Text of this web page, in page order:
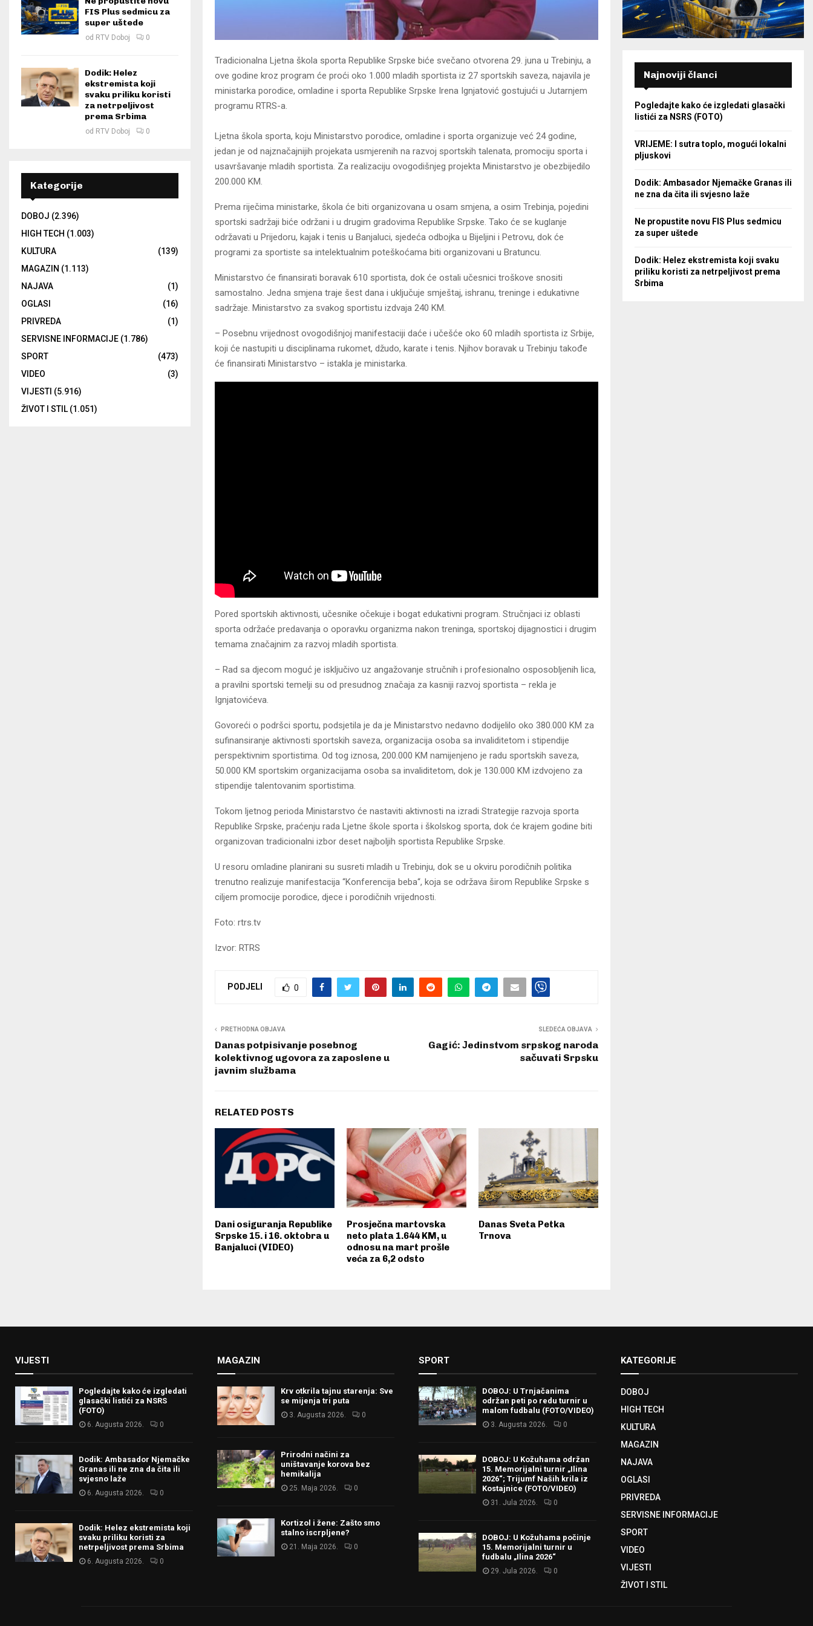
Tradicionalna Ljetna škola sporta Republike Srpske biće svečano otvorena 29. juna u Trebinju, a
ove godine kroz program će proći oko 1.000 mladih sportista iz 27 sportskih saveza, najavila je
ministarka porodice, omladine i sporta Republike Srpske Irena Ignjatović gostujući u Јutarnjem
programu RTRS-a.
Ljetna škola sporta, koju Ministarstvo porodice, omladine i sporta organizuje već 24 godine,
jedan je od najznačajnijih projekata usmjerenih na razvoj sportskih talenata, promociju sporta i
usavršavanje mladih sportista. Za realizaciju ovogodišnjeg projekta Ministarstvo je obezbijedilo
200.000 KM.
Prema riječima ministarke, škola će biti organizovana u osam smjena, a osim Trebinja, pojedini
sportski sadržaji biće održani i u drugim gradovima Republike Srpske. Tako će se kuglanje
održavati u Prijedoru, kajak i tenis u Banjaluci, sjedeća odbojka u Bijeljini i Petrovu, dok će
programi za sportiste sa intelektualnim poteškoćama biti organizovani u Bratuncu.
Ministarstvo će finansirati boravak 610 sportista, dok će ostali učesnici troškove snositi
samostalno. Јedna smjena traje šest dana i uključuje smještaj, ishranu, treninge i edukativne
sadržaje. Ministarstvo za svakog sportistu izdvaja 240 KM.
– Posebnu vrijednost ovogodišnjoj manifestaciji daće i učešće oko 60 mladih sportista iz Srbije,
koji će nastupiti u disciplinama rukomet, džudo, karate i tenis. Njihov boravak u Trebinju takođe
će finansirati Ministarstvo – istakla je ministarka.
Pored sportskih aktivnosti, učesnike očekuje i bogat edukativni program. Stručnjaci iz oblasti
sporta održaće predavanja o oporavku organizma nakon treninga, sportskoj dijagnostici i drugim
temama značajnim za razvoj mladih sportista.
– Rad sa djecom moguć je isključivo uz angažovanje stručnih i profesionalno osposobljenih lica,
a pravilni sportski temelji su od presudnog značaja za kasniji razvoj sportista – rekla je
Ignjatovićeva.
Govoreći o podršci sportu, podsjetila je da je Ministarstvo nedavno dodijelilo oko 380.000 KM za
sufinansiranje aktivnosti sportskih saveza, organizacija osoba sa invaliditetom i stipendije
perspektivnim sportistima. Od tog iznosa, 200.000 KM namijenjeno je radu sportskih saveza,
50.000 KM sportskim organizacijama osoba sa invaliditetom, dok je 130.000 KM izdvojeno za
stipendije talentovanim sportistima.
Tokom ljetnog perioda Ministarstvo će nastaviti aktivnosti na izradi Strategije razvoja sporta
Republike Srpske, praćenju rada Ljetne škole sporta i školskog sporta, dok će krajem godine biti
organizovan tradicionalni izbor deset najboljih sportista Republike Srpske.
U resoru omladine planirani su susreti mladih u Trebinju, dok se u okviru porodičnih politika
trenutno realizuje manifestacija “Konferencija beba“, koja se održava širom Republike Srpske s
ciljem promocije porodice, djece i porodičnih vrijednosti.
Foto: rtrs.tv
Izvor: RTRS
PODJELI 0
PRETHODNA OBJAVA
Danas potpisivanje posebnog
kolektivnog ugovora za zaposlene u
javnim službama
SLEDEĆA OBJAVA
Gagić: Јedinstvom srpskog naroda
sačuvati Srpsku
RELATED POSTS
Dani osiguranja Republike
Srpske 15. i 16. oktobra u
Banjaluci (VIDEO)
Prosječna martovska
neto plata 1.644 KM, u
odnosu na mart prošle
veća za 6,2 odsto
Danas Sveta Petka
Trnova
FIS Plus sedmicu za
super uštede
od RTV Doboj 0
Dodik: Helez
ekstremista koji
svaku priliku koristi
za netrpeljivost
prema Srbima
od RTV Doboj 0
Kategorije
DOBOJ (2.396)
HIGH TECH (1.003)
KULTURA
(139)
MAGAZIN (1.113)
NAJAVA
(1)
OGLASI
(16)
PRIVREDA
(1)
SERVISNE INFORMACIJE (1.786)
SPORT
(473)
VIDEO
(3)
VIJESTI (5.916)
ŽIVOT I STIL(1.051)
Najnoviji članci
Pogledajte kako će izgledati glasački
listići za NSRS (FOTO)
VRIJEME: I sutra toplo, mogući lokalni
pljuskovi
Dodik: Ambasador Njemačke Granas ili
ne zna da čita ili svjesno laže
Ne propustite novu FIS Plus sedmicu
za super uštede
Dodik: Helez ekstremista koji svaku
priliku koristi za netrpeljivost prema
Srbima
VIJESTI
Pogledajte kako će izgledati
glasački listići za NSRS
(FOTO)
6. Augusta 2026. 0
Dodik: Ambasador Njemačke
Granas ili ne zna da čita ili
svjesno laže
6. Augusta 2026. 0
Dodik: Helez ekstremista koji
svaku priliku koristi za
netrpeljivost prema Srbima
6. Augusta 2026. 0
MAGAZIN
Krv otkrila tajnu starenja: Sve
se mijenja tri puta
3. Augusta 2026. 0
Prirodni načini za
uništavanje korova bez
hemikalija
25. Maja 2026. 0
Kortizol i žene: Zašto smo
stalno iscrpljene?
21. Maja 2026. 0
SPORT
DOBOJ: U Trnjačanima
održan peti po redu turnir u
malom fudbalu (FOTO/VIDEO)
3. Augusta 2026. 0
DOBOJ: U Kožuhama održan
15. Memorijalni turnir „Ilina
2026“; Trijumf Naših krila iz
Kostajnice (FOTO/VIDEO)
31. Jula 2026. 0
DOBOJ: U Kožuhama počinje
15. Memorijalni turnir u
fudbalu „Ilina 2026“
29. Jula 2026. 0
KATEGORIJE
DOBOJ
HIGH TECH
KULTURA
MAGAZIN
NAJAVA
OGLASI
PRIVREDA
SERVISNE INFORMACIJE
SPORT
VIDEO
VIJESTI
ŽIVOT I STIL